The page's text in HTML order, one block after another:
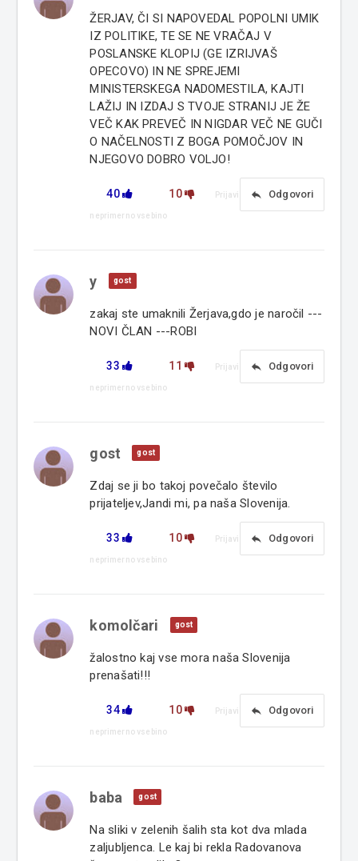
ŽERJAV, ČI SI NAPOVEDAL POPOLNI UMIK
IZ POLITIKE, TE SE NE VRAČAJ V
POSLANSKE KLOPIJ (GE IZRIJVAŠ
OPECOVO) IN NE SPREJEMI
MINISTERSKEGA NADOMESTILA, KAJTI
LAŽIJ IN IZDAJ S TVOJE STRANIJ JE ŽE
VEČ KAK PREVEČ IN NIGDAR VEČ NE GUČI
O NAČELNOSTI Z BOGA POMOČJOV IN
NJEGOVO DOBRO VOLJO!
40 10 reply Odgovori
Prijavi
neprimerno vsebino
y gost
zakaj ste umaknili Žerjava,gdo je naročil ---
NOVI ČLAN ---ROBI
33 11 reply Odgovori
Prijavi
neprimerno vsebino
gost gost
Zdaj se ji bo takoj povečalo število
prijateljev,Jandi mi, pa naša Slovenija.
33 10 reply Odgovori
Prijavi
neprimerno vsebino
komolčari gost
žalostno kaj vse mora naša Slovenija
prenašati!!!
34 10 reply Odgovori
Prijavi
neprimerno vsebino
baba gost
Na sliki v zelenih šalih sta kot dva mlada
zaljubljenca. Le kaj bi rekla Radovanova